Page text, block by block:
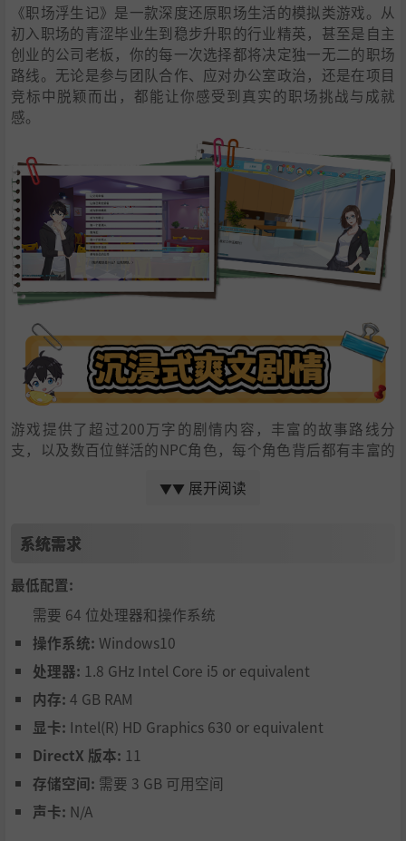
《职场浮生记》是一款深度还原职场生活的模拟类游戏。从
初入职场的青涩毕业生到稳步升职的行业精英，甚至是自主
创业的公司老板，你的每一次选择都将决定独一无二的职场
路线。无论是参与团队合作、应对办公室政治，还是在项目
竞标中脱颖而出，都能让你感受到真实的职场挑战与成就
感。
游戏提供了超过200万字的剧情内容，丰富的故事路线分
支，以及数百位鲜活的NPC角色，每个角色背后都有丰富的
业大咖的快速蜕变，体验爽点不断的沉浸式剧情。而随着你
高燃剧情。
▼▼ 展开阅读
系统需求
最低配置:
需要 64 位处理器和操作系统
操作系统: Windows10
处理器: 1.8 GHz Intel Core i5 or equivalent
内存: 4 GB RAM
显卡: Intel(R) HD Graphics 630 or equivalent
DirectX 版本: 11
存储空间: 需要 3 GB 可用空间
声卡: N/A